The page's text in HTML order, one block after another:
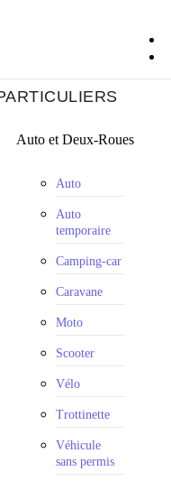
Auto et Deux-Roues
Auto
Auto
temporaire
Camping-car
Caravane
Moto
Scooter
Vélo
Trottinette
Véhicule
sans permis